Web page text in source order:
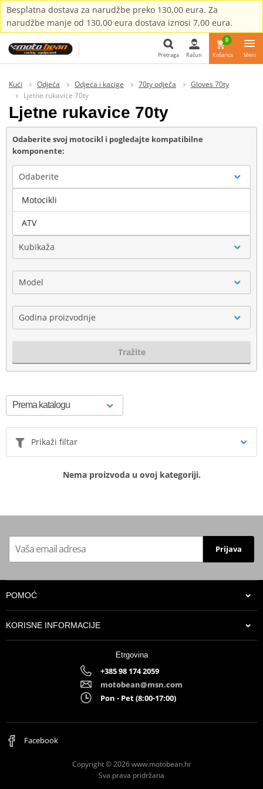
Besplatna dostava za narudžbe preko 130,00 eura. Za
narudžbe manje od 130,00 eura dostava iznosi 7,00 eura.
Pretraga
Pretraga Račun
0
Košarica Meni
Kući Odjeća Odjeća i kacige 70ty odječa
Gloves 70ty
Ljetne rukavice 70ty
Ljetne rukavice 70ty
Odaberite svoj motocikl i pogledajte kompatibilne
komponente:
Odaberite
Marka
Kubikaža
Model
Godina proizvodnje
Tražite
Prikaži filtar
Nema proizvoda u ovoj kategoriji.
Prijava
POMOĆ
KORISNE INFORMACIJE
Etrgovina
+385 98 174 2059
motobean@msn.com
Pon - Pet (8:00-17:00)
Facebook
Copyright © 2026 www.motobean.hr
Sva prava pridržana
Motocikli
ATV